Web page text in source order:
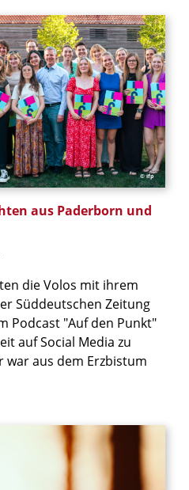
© ifp
aus Paderborn und
die Volos mit ihrem
Süddeutschen Zeitung
Podcast "Auf den Punkt"
auf Social Media zu
aus dem Erzbistum